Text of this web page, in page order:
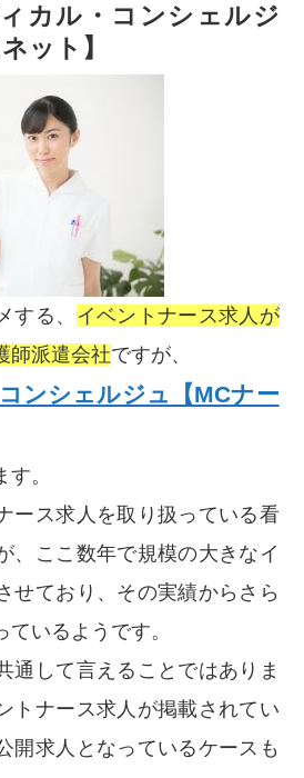
カル・コンシェルジ
ット】
する、
イベントナース求人が
師派遣会社ですが、
ンシェルジュ【MCナー
。
ース求人を取り扱っている看
、ここ数年で規模の大きなイ
せており、その実績からさら
いるようです。
通して言えることではありま
トナース求人が掲載されてい
開求人となっているケースも